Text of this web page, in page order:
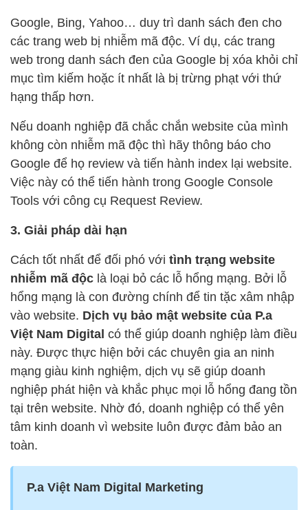
Google, Bing, Yahoo… duy trì danh sách đen cho
các trang web bị nhiễm mã độc. Ví dụ, các trang
web trong danh sách đen của Google bị xóa khỏi chỉ
mục tìm kiếm hoặc ít nhất là bị trừng phạt với thứ
hạng thấp hơn.
Nếu doanh nghiệp đã chắc chắn website của mình
không còn nhiễm mã độc thì hãy thông báo cho
Google để họ review và tiến hành index lại website.
Việc này có thể tiến hành trong Google Console
Tools với công cụ Request Review.
3. Giải pháp dài hạn
Cách tốt nhất để đối phó với tình trạng website
nhiễm mã độc là loại bỏ các lỗ hổng mạng. Bởi lỗ
hổng mạng là con đường chính để tin tặc xâm nhập
vào website. Dịch vụ bảo mật website của P.a
Việt Nam Digital có thể giúp doanh nghiệp làm điều
này. Được thực hiện bởi các chuyên gia an ninh
mạng giàu kinh nghiệm, dịch vụ sẽ giúp doanh
nghiệp phát hiện và khắc phục mọi lỗ hổng đang tồn
tại trên website. Nhờ đó, doanh nghiệp có thể yên
tâm kinh doanh vì website luôn được đảm bảo an
toàn.
P.a Việt Nam Digital Marketing